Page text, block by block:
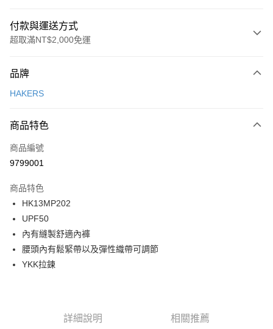
付款與運送方式
超取滿NT$2,000免運
信用卡一次付款
Apple Pay
街口支付
ATM付款
運送方式
一般全家取貨
每筆NT$100
品牌
HAKERS
商品特色
商品編號
9799001
商品特色
HK13MP202
UPF50
內有縫製舒適內褲
腰頭內有鬆緊帶以及彈性織帶可調節
YKK拉鍊
詳細說明 相關推薦